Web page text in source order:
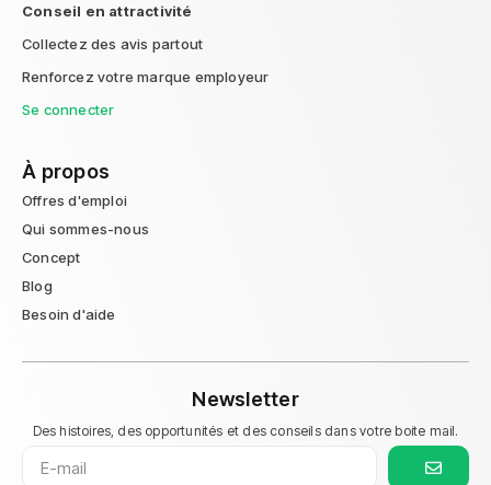
Conseil en attractivité
Collectez des avis partout
Renforcez votre marque employeur
Se connecter
À propos
Offres d'emploi
Qui sommes-nous
Concept
Blog
Besoin d'aide
Newsletter
Des histoires, des opportunités et des conseils dans votre boite mail.